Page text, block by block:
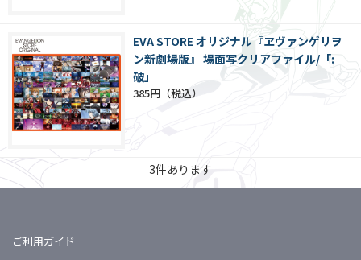
EVA STORE オリジナル『ヱヴァンゲリヲ
ン新劇場版』 場面写クリアファイル/「:
破」
385円
3件あります
ご利用ガイド